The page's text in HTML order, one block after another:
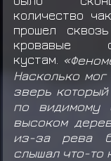
количество
прошел
кровавые
кустам.
Насколько
зверь
по видимому
высоком
из-за рева
слышал что-то